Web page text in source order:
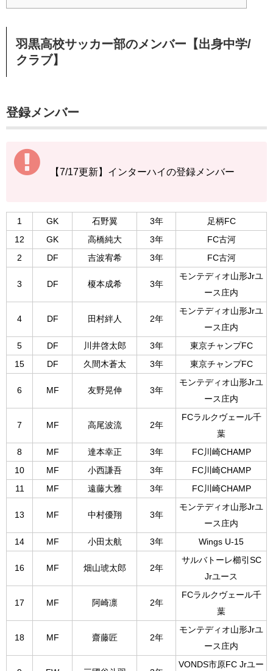
羽黒高校サッカー部のメンバー【出身中学/
クラブ】
登録メンバー
【7/17更新】インターハイの登録メンバー
1 GK 石野翼 3年
足柄FC
12
GK 高橋純大 3年
FC古河
2
DF 吉波宥希 3年 FC古河
3 DF 榎本成希 3年
モンテディオ山形Jrユ
ース庄内
4 DF 田村絆人 2年
モンテディオ山形Jrユ
ース庄内
5
DF 川井啓太郎 3年
東京チャンプFC
15
DF 久間木蒼太 3年 東京チャンプFC
6 MF 友野晃伸 3年
モンテディオ山形Jrユ
ース庄内
7 MF 高尾波流 2年
FCラルクヴェール千
葉
8
MF 達本幸正 3年
FC川崎CHAMP
10
MF 小西謙吾 3年
FC川崎CHAMP
11
MF 遠藤大雅 3年 FC川崎CHAMP
13 MF 中村優翔 3年
モンテディオ山形Jrユ
ース庄内
14
MF 小田太航 3年 Wings U-15
16 MF 畑山琥太郎 2年
サルバトーレ櫛引SC
Jrユース
17 MF 阿崎凛 2年
FCラルクヴェール千
葉
18 MF 齋藤匠 2年
モンテディオ山形Jrユ
ース庄内
VONDS市原FC Jrユー